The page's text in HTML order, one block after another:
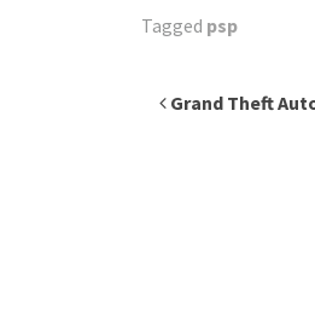
Tagged psp
Grand Theft